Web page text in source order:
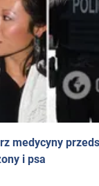
medycyny
i psa